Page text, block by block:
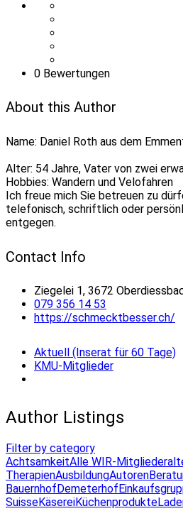
0 Bewertungen
About this Author
Name: Daniel Roth aus dem
Alter: 54 Jahre, Vater von zwei
Hobbies: Wandern und Velofahren
Ich freue mich Sie betreuen zu
telefonisch, schriftlich oder
entgegen.
Contact Info
Ziegelei 1, 3672
079 356 14 53
https://schmecktbesser.ch/
Aktuell (Inserat für 60 Tage)
KMU-Mitglieder
Author Listings
Filter by category
AchtsamkeitAlle WIR-Mitglieder
TherapienAusbildungAutoren
BauernhofDemeterhof
SuisseKäsereiKüchenprodukte